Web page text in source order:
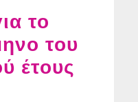
το
του
έτους